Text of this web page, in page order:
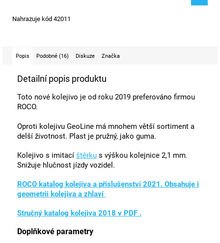
Nahrazuje kód 42011
Popis Podobné (16) Diskuze Značka
Detailní popis produktu
Toto nové kolejivo je od roku 2019 preferováno firmou
ROCO.
Oproti kolejivu GeoLine má mnohem větší sortiment a
delší životnost. Plast je pružný, jako guma.
Kolejivo s imitací štěrku s výškou kolejnice 2,1 mm.
Snižuje hlučnost jízdy vozidel.
ROCO katalog kolejiva a příslušenství 2021. Obsahuje i
geometrii kolejiva a zhlaví
Stručný katalog kolejiva 2018 v PDF .
Doplňkové parametry